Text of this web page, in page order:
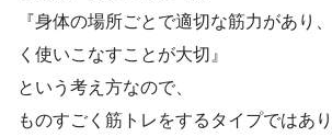
『身体の場所ごとで適切な筋力があり
く使いこなすことが大切』
という考え方なので、
ものすごく筋トレをするタイプではあり